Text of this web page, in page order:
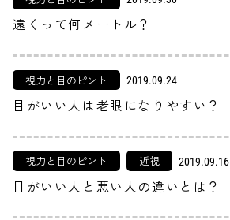
遠くって何メートル？
視力と目のピント 2019.09.24
目がいい人は老眼になりやすい？
視力と目のピント 近視 2019.09.16
目がいい人と悪い人の違いとは？